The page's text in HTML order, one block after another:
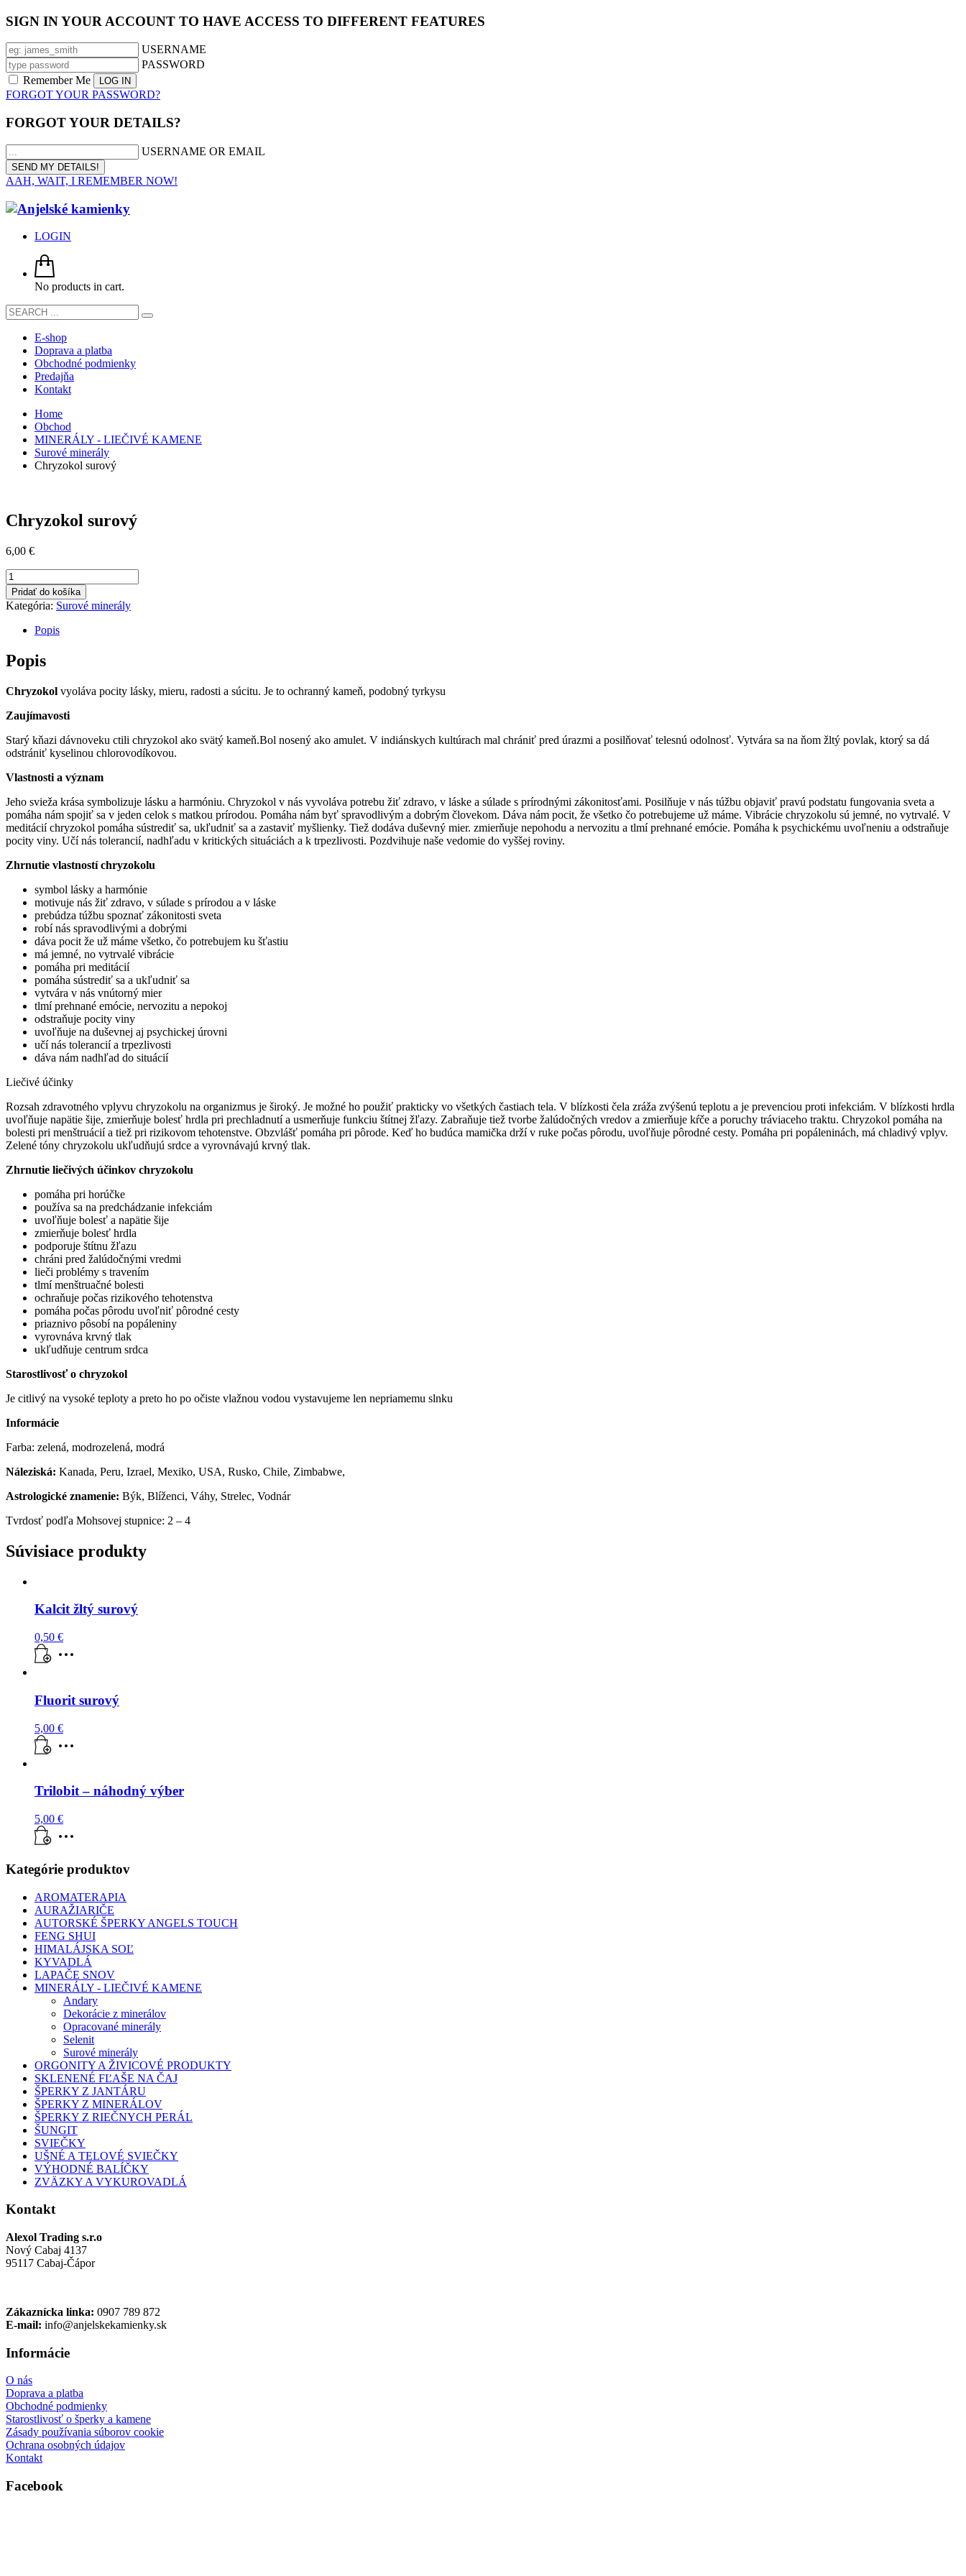
SIGN IN YOUR ACCOUNT TO HAVE ACCESS TO DIFFERENT FEATURES
USERNAME
PASSWORD
Remember Me
FORGOT YOUR PASSWORD?
FORGOT YOUR DETAILS?
USERNAME OR EMAIL
AAH, WAIT, I REMEMBER NOW!
LOGIN
No products in cart.
E-shop
Doprava a platba
Obchodné podmienky
Predajňa
Kontakt
Home
Obchod
MINERÁLY - LIEČIVÉ KAMENE
Surové minerály
Chryzokol surový
Chryzokol surový
6,00 €
množstvo
Chryzokol
surový
Pridať do košíka
Kategória: Surové minerály
Popis
Popis
Chryzokol vyoláva pocity lásky, mieru, radosti a súcitu. Je to ochranný kameň, podobný tyrkysu
Zaujímavosti
Starý kňazi dávnoveku ctili chryzokol ako svätý kameň.Bol nosený ako amulet. V indiánskych kultúrach mal chrániť pred úrazmi a posilňovať telesnú odolnosť. Vytvára sa na ňom žltý povlak, ktorý sa dá
odstrániť kyselinou chlorovodíkovou.
Vlastnosti a význam
Jeho svieža krása symbolizuje lásku a harmóniu. Chryzokol v nás vyvoláva potrebu žiť zdravo, v láske a súlade s prírodnými zákonitosťami. Posilňuje v nás túžbu objaviť pravú podstatu fungovania sveta a
pomáha nám spojiť sa v jeden celok s matkou prírodou. Pomáha nám byť spravodlivým a dobrým človekom. Dáva nám pocit, že všetko čo potrebujeme už máme. Vibrácie chryzokolu sú jemné, no vytrvalé. V
meditácií chryzokol pomáha sústrediť sa, ukľudniť sa a zastaviť myšlienky. Tiež dodáva duševný mier. zmierňuje nepohodu a nervozitu a tlmí prehnané emócie. Pomáha k psychickému uvoľneniu a odstraňuje
pocity viny. Učí nás tolerancií, nadhľadu v kritických situáciách a k trpezlivosti. Pozdvihuje naše vedomie do vyššej roviny.
Zhrnutie vlastností chryzokolu
symbol lásky a harmónie
motivuje nás žiť zdravo, v súlade s prírodou a v láske
prebúdza túžbu spoznať zákonitosti sveta
robí nás spravodlivými a dobrými
dáva pocit že už máme všetko, čo potrebujem ku šťastiu
má jemné, no vytrvalé vibrácie
pomáha pri meditácií
pomáha sústrediť sa a ukľudniť sa
vytvára v nás vnútorný mier
tlmí prehnané emócie, nervozitu a nepokoj
odstraňuje pocity viny
uvoľňuje na duševnej aj psychickej úrovni
učí nás tolerancií a trpezlivosti
dáva nám nadhľad do situácií
Liečivé účinky
Rozsah zdravotného vplyvu chryzokolu na organizmus je široký. Je možné ho použiť prakticky vo všetkých častiach tela. V blízkosti čela zráža zvýšenú teplotu a je prevenciou proti infekciám. V blízkosti hrdla
uvoľňuje napätie šije, zmierňuje bolesť hrdla pri prechladnutí a usmerňuje funkciu štítnej žľazy. Zabraňuje tiež tvorbe žalúdočných vredov a zmierňuje kŕče a poruchy tráviaceho traktu. Chryzokol pomáha na
bolesti pri menštruácií a tiež pri rizikovom tehotenstve. Obzvlášť pomáha pri pôrode. Keď ho budúca mamička drží v ruke počas pôrodu, uvoľňuje pôrodné cesty. Pomáha pri popáleninách, má chladivý vplyv.
Zelené tóny chryzokolu ukľudňujú srdce a vyrovnávajú krvný tlak.
Zhrnutie liečivých účinkov chryzokolu
pomáha pri horúčke
používa sa na predchádzanie infekciám
uvoľňuje bolesť a napätie šije
zmierňuje bolesť hrdla
podporuje štítnu žľazu
chráni pred žalúdočnými vredmi
lieči problémy s travením
tlmí menštruačné bolesti
ochraňuje počas rizikového tehotenstva
pomáha počas pôrodu uvoľniť pôrodné cesty
priaznivo pôsobí na popáleniny
vyrovnáva krvný tlak
ukľudňuje centrum srdca
Starostlivosť o chryzokol
Je citlivý na vysoké teploty a preto ho po očiste vlažnou vodou vystavujeme len nepriamemu slnku
Informácie
Farba: zelená, modrozelená, modrá
Náleziská: Kanada, Peru, Izrael, Mexiko, USA, Rusko, Chile, Zimbabwe,
Astrologické znamenie: Býk, Blíženci, Váhy, Strelec, Vodnár
Tvrdosť podľa Mohsovej stupnice: 2 – 4
Súvisiace produkty
Kalcit žltý surový
0,50 €
Fluorit surový
5,00 €
Trilobit – náhodný výber
5,00 €
Kategórie produktov
AROMATERAPIA
AURAŽIARIČE
AUTORSKÉ ŠPERKY ANGELS TOUCH
FENG SHUI
HIMALÁJSKA SOĽ
KYVADLÁ
LAPAČE SNOV
MINERÁLY - LIEČIVÉ KAMENE
Andary
Dekorácie z minerálov
Opracované minerály
Selenit
Surové minerály
ORGONITY A ŽIVICOVÉ PRODUKTY
SKLENENÉ FĽAŠE NA ČAJ
ŠPERKY Z JANTÁRU
ŠPERKY Z MINERÁLOV
ŠPERKY Z RIEČNYCH PERÁL
ŠUNGIT
SVIEČKY
UŠNÉ A TELOVÉ SVIEČKY
VÝHODNÉ BALÍČKY
ZVÄZKY A VYKUROVADLÁ
Kontakt
Alexol Trading s.r.o
Nový Cabaj 4137
95117 Cabaj-Čápor
Zákaznícka linka: 0907 789 872
E-mail: info@anjelskekamienky.sk
Informácie
O nás
Doprava a platba
Obchodné podmienky
Starostlivosť o šperky a kamene
Zásady používania súborov cookie
Ochrana osobných údajov
Kontakt
Facebook